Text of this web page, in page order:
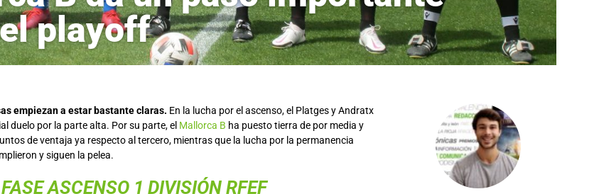
playoff
empiezan a estar bastante claras. En la lucha por el ascenso, el Platges y Andratx
duelo por la parte alta. Por su parte, el Mallorca B ha puesto tierra de por media y
de ventaja ya respecto al tercero, mientras que la lucha por la permanencia
y siguen la pelea.
FASE ASCENSO 1 DIVISIÓN RFEF